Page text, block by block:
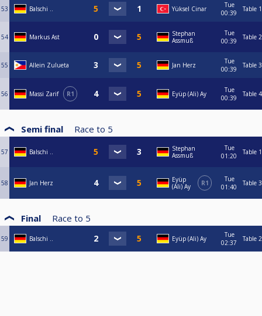
53 Balschi .. Yüksel Cinar
Tue
00:39
Table 1
54 Markus Ast
Stephan
Assmuß
Tue
00:39
Table 2
55 Allein Zulueta Jan Herz
Tue
00:39
Table 3
56 Massi Zarif R1 Eyüp (Ali) Ay
Tue
00:39
Table 4
Semi final Race to 5
57 Balschi ..
Stephan
Assmuß
Tue
01:20
Table 1
58 Jan Herz
Eyüp
(Ali) Ay
R1
Tue
01:40
Table 3
Final Race to 5
59 Balschi .. Eyüp (Ali) Ay
Tue
02:37
Table 2